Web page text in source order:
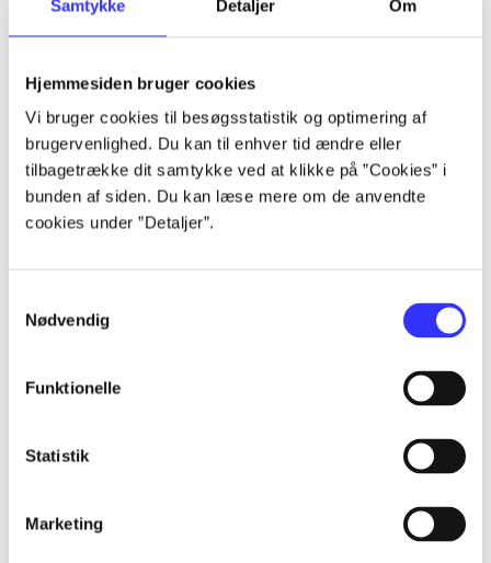
Samtykke Detaljer Om
Hjemmesiden bruger cookies
Vi bruger cookies til besøgsstatistik og optimering af
brugervenlighed. Du kan til enhver tid ændre eller
tilbagetrække dit samtykke ved at klikke på ”Cookies” i
bunden af siden. Du kan læse mere om de anvendte
cookies under ”Detaljer”.
Nødvendig
Funktionelle
Statistik
Marketing